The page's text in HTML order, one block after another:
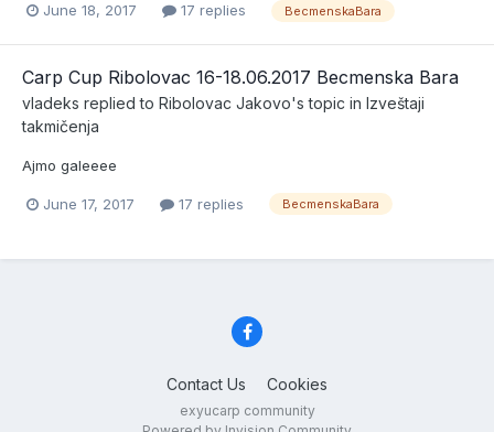
June 18, 2017 17 replies BecmenskaBara
Carp Cup Ribolovac 16-18.06.2017 Becmenska Bara
vladeks replied to Ribolovac Jakovo's topic in Izveštaji
takmičenja
Ajmo galeeee
June 17, 2017 17 replies BecmenskaBara
Contact Us Cookies
exyucarp community